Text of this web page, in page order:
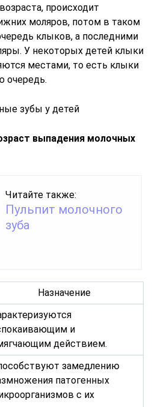
происходит
моляров, потом в таком
клыков, а последними
У некоторых детей клыки
местами, то есть клыки
очередь.
зубы у детей
выпадения молочных
Читайте также:
Пульпит молочного
зуба
Назначение
и
действием.
замедлению
патогенных
с их